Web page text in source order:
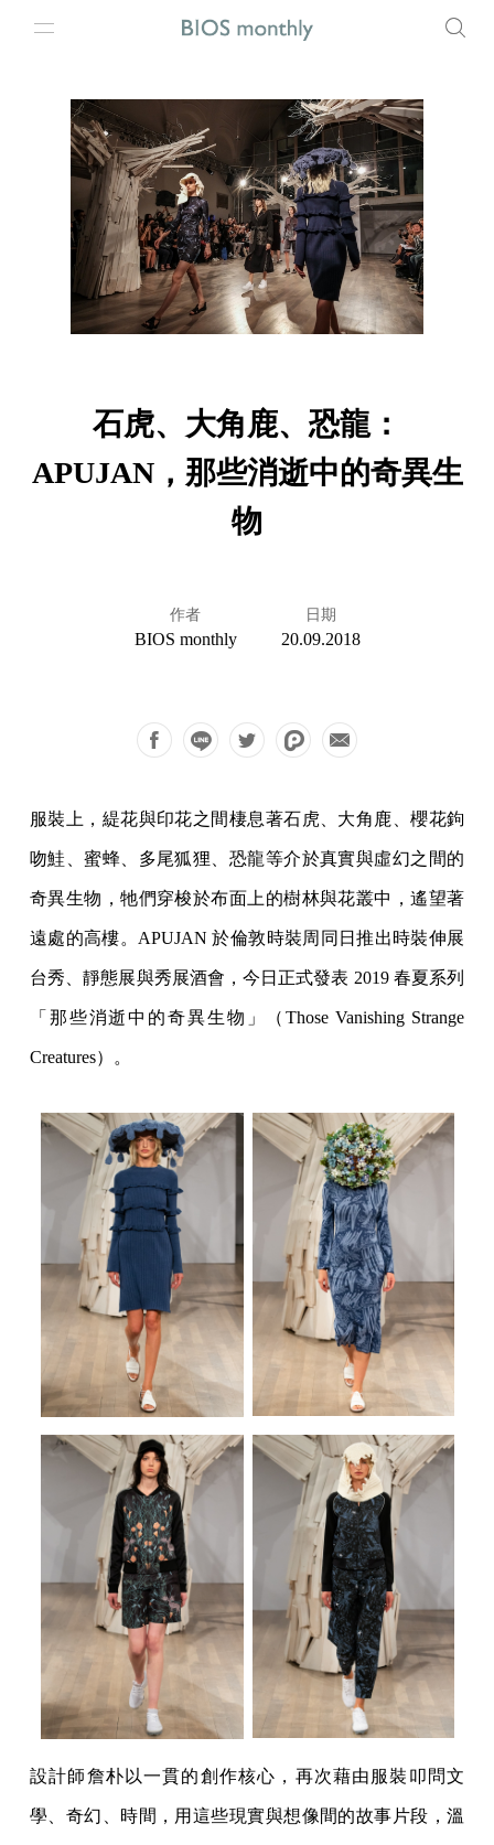
石虎、大角鹿、恐龍：
APUJAN，那些消逝中的奇異生
物
作者
BIOS monthly
日期
20.09.2018
服裝上，緹花與印花之間棲息著石虎、大角鹿、櫻花鉤
吻鮭、蜜蜂、多尾狐狸、恐龍等介於真實與虛幻之間的
奇異生物，牠們穿梭於布面上的樹林與花叢中，遙望著
遠處的高樓。APUJAN 於倫敦時裝周同日推出時裝伸展
台秀、靜態展與秀展酒會，今日正式發表 2019 春夏系列
「那些消逝中的奇異生物」（Those Vanishing Strange
Creatures）。
設計師詹朴以一貫的創作核心，再次藉由服裝叩問文
學、奇幻、時間，用這些現實與想像間的故事片段，溫